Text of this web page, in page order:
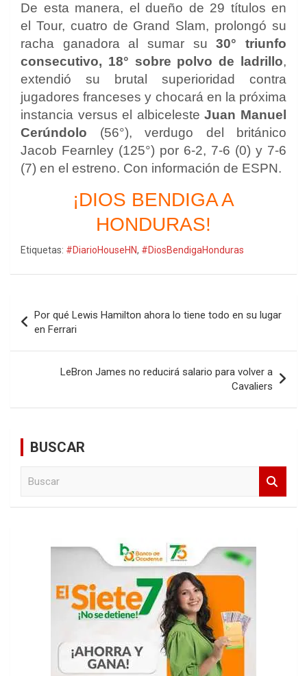
De esta manera, el dueño de 29 títulos en
el Tour, cuatro de Grand Slam, prolongó su
racha ganadora al sumar su30° triunfo
consecutivo, 18° sobre polvo de ladrillo,
extendió su brutal superioridad contra
jugadores franceses y chocará en la próxima
instancia versus el albicelesteJuan Manuel
Cerúndolo (56°), verdugo del británico
Jacob Fearnley (125°) por 6-2, 7-6 (0) y 7-6
(7) en el estreno. Con información de ESPN.
¡DIOS BENDIGA A
HONDURAS!
Etiquetas: #DiarioHouseHN, #DiosBendigaHonduras
de
entradas
Por qué Lewis Hamilton ahora lo tiene todo en su lugar
en Ferrari
LeBron James no reducirá salario para volver a
Cavaliers
BUSCAR